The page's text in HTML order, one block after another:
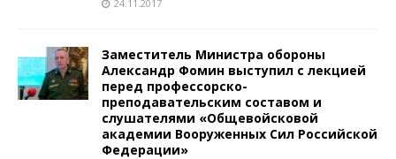
24.11.2017
Заместитель Министра обороны
Александр Фомин выступил с лекцией
перед профессорско-
преподавательским составом и
слушателями «Общевойсковой
академии Вооруженных Сил Российской
Федерации»